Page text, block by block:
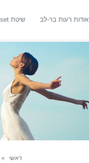
אודות רעות בר-לב שיטת BodyReset
ראשי »